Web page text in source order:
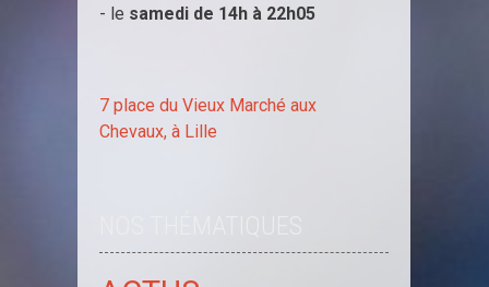
- le samedi de 14h à 22h05
7 place du Vieux Marché aux
Chevaux, à Lille